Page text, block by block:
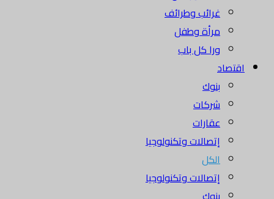
غرائب وطرائف
مرأة وطفل
ورا كل باب
اقتصاد
بنوك
شركات
عقارات
إتصالات وتكنولوجيا
الكل
إتصالات وتكنولوجيا